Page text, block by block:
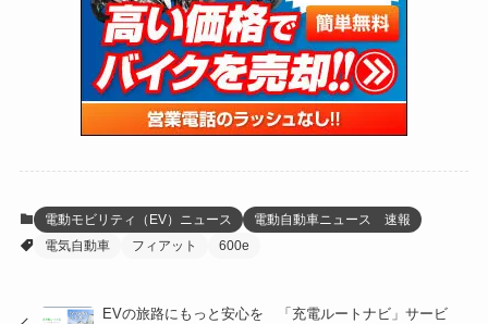
(12)
(63)
(109)
(47)
(15)
(5)
(6)
(17)
(5)
(27)
(131)
(21)
(61)
(98)
(13)
(60)
(274)
(171)
(38)
(47)
(59)
(41)
(204)
(34)
(35)
(41)
(19)
(12)
(16)
電動モビリティ（EV）ニュース
電動自動車ニュース 速報
電気自動車
フィアット 600e
EVの旅路にもっと安心を 「充電ルートナビ」サービ